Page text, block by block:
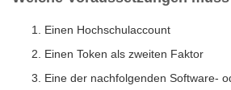
Einen Hochschulaccount
Einen Token als zweiten Faktor
Eine der nachfolgenden Software-